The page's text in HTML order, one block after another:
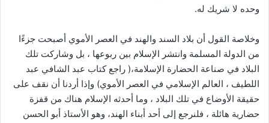
وحده لا شريك له.
وخلاصة القول أن بلاد السند والهند في العصر الأموي أصبحت جزءًا
من الدولة المسلمة وانتشر الإسلام بين ربوعها ، بل وشاركت تلك
البلاد في صناعة الحضارة الإسلامة،( راجع كتاب عبد الشافي عبد
اللطيف ، العالم الإسلامي في العصر الأموي) وإذا أردنا أن نقف على
حقيقة الأوضاع في تلك البلاد ، وما أحدثه الإسلام هناك من قفزة
حضارية هائلة ، فلنرجع إلى أحد أبناء الهند، وهو الأستاذ أبو الحسن